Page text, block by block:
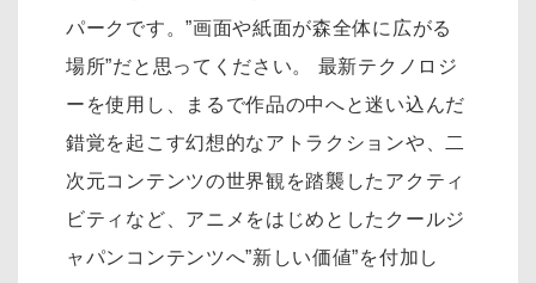
パークです。”画面や紙面が森全体に広がる
場所”だと思ってください。 最新テクノロジ
ーを使用し、まるで作品の中へと迷い込んだ
錯覚を起こす幻想的なアトラクションや、二
次元コンテンツの世界観を踏襲したアクティ
ビティなど、アニメをはじめとしたクールジ
ャパンコンテンツへ”新しい価値”を付加し